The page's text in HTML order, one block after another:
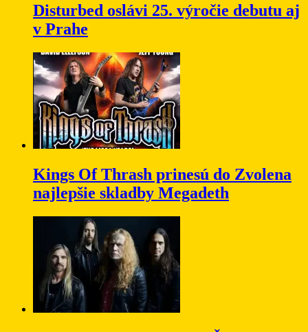
Disturbed oslávi 25. výročie debutu aj
v Prahe
Kings Of Thrash prinesú do Zvolena
najlepšie skladby Megadeth